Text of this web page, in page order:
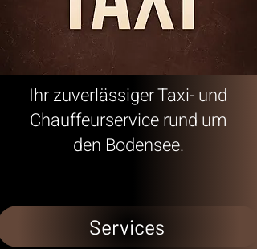
Ihr zuverlässiger Taxi- und
Chauffeurservice rund um
den Bodensee.
Services